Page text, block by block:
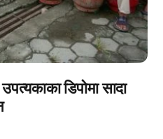
डिपोमा सादा